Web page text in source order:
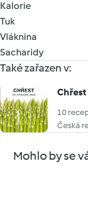
Kalorie
Tuk
Vláknina
Sacharidy
Také zařazen v:
Chřest
10
Česká
Mohlo by se